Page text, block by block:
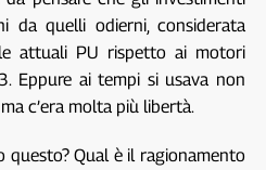
da quelli odierni, considerata
attuali PU rispetto ai motori
Eppure ai tempi si usava non
c’era molta più libertà.
Qual è il ragionamento